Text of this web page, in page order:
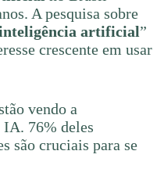
A pesquisa sobre
artificial”
crescente em usar
vendo a
IA. 76% deles
são cruciais para se